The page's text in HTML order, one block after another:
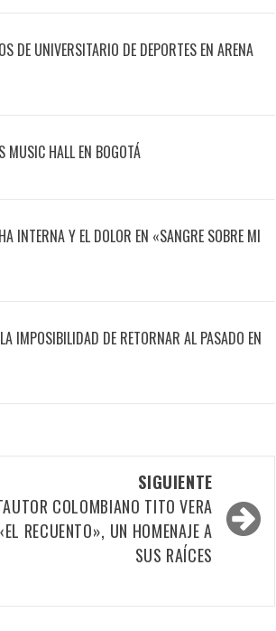
DE UNIVERSITARIO DE DEPORTES EN ARENA
MUSIC HALL EN BOGOTÁ
INTERNA Y EL DOLOR EN «SANGRE SOBRE MI
IMPOSIBILIDAD DE RETORNAR AL PASADO EN
SIGUIENTE
COLOMBIANO TITO VERA
RECUENTO», UN HOMENAJE A
SUS RAÍCES